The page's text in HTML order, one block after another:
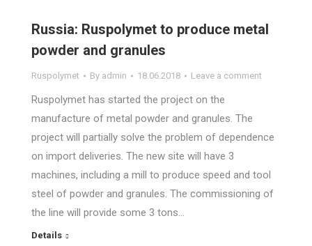
Russia: Ruspolymet to produce metal
powder and granules
Ruspolymet By admin 18.06.2018 Leave a comment
Ruspolymet has started the project on the
manufacture of metal powder and granules. The
project will partially solve the problem of dependence
on import deliveries. The new site will have 3
machines, including a mill to produce speed and tool
steel of powder and granules. The commissioning of
the line will provide some 3 tons…
Details